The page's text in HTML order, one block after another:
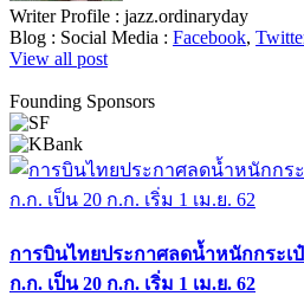
Writer Profile : jazz.ordinaryday
Blog : Social Media : Facebook,
View all post
Founding Sponsors
การบินไทยประกาศลดน้ำหนักกระเ
ก.ก. เป็น 20 ก.ก. เริ่ม 1 เม.ย. 62